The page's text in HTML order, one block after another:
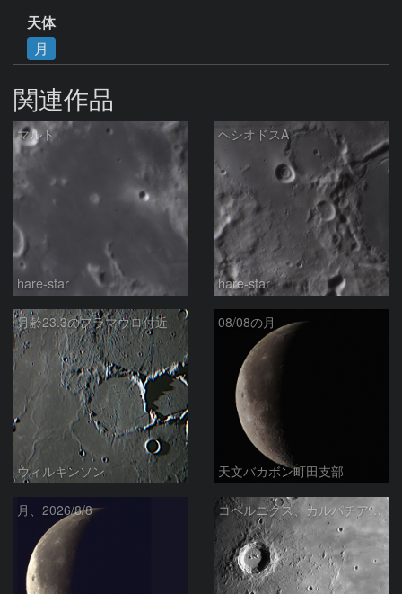
天体
月
関連作品
マルト
hare-star
ヘシオドスA
hare-star
月齢23.3のフラマウロ付近
ウィルキンソン
08/08の月
天文バカボン町田支部
月、2026/8/8 コペルニクス、カルパチア山脈付近